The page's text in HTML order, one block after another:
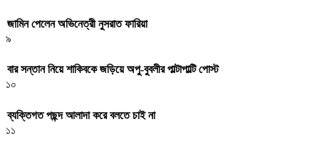
জামিন পেলেন অভিনেত্রী নুসরাত ফারিয়া
৯
বার সন্তান নিয়ে শাকিবকে জড়িয়ে অপু-বুবলীর পাল্টাপাল্টি পোস্ট
১০
ব্যক্তিগত পছন্দ আলাদা করে বলতে চাই না
১১